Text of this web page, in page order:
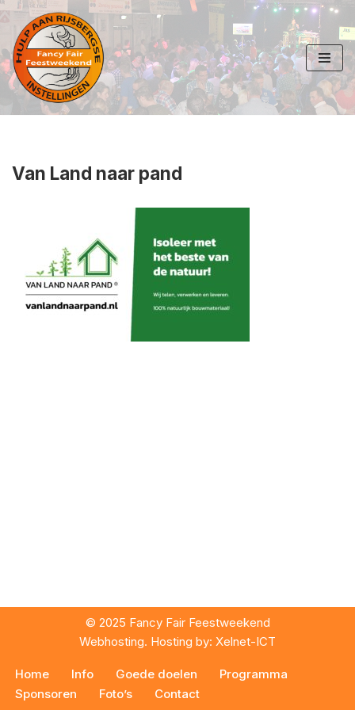
Ga
naar
de
inhoud
Van Land naar pand
© 2025 Fancy Fair Feestweekend
Webhosting. Hosting by: Xelnet-ICT
Home Info Goede doelen
Programma
Sponsoren
Foto’s Contact